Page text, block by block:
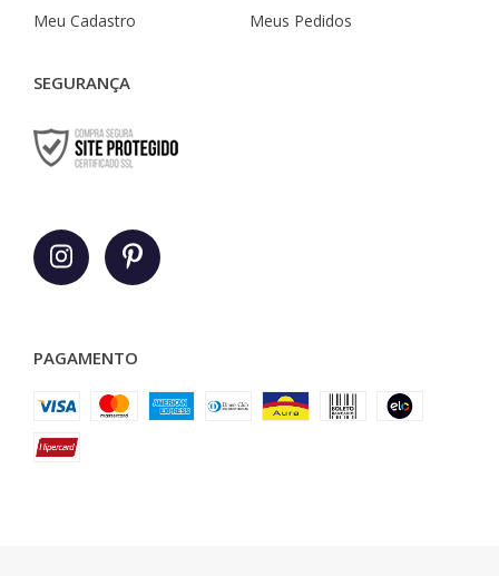
Meu Cadastro Meus Pedidos
SEGURANÇA
PAGAMENTO